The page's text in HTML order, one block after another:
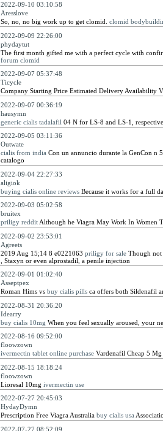
2022-09-10 03:10:58
Aresslove
So, no, no big work up to get clomid. clomid
2022-09-09 22:26:00
phydaytut
The first month gifted me with a perfect cycle with
forum clomid
2022-09-07 05:37:48
Ticycle
Company Starting Price Estimated Delivery Availability
2022-09-07 00:36:19
hausymn
generic cialis tadalafil 04 N for LS-8 and LS-1,
2022-09-05 03:11:36
Outwate
cialis from india Con un annuncio durante la GenCon n
catalogo
2022-09-04 22:27:33
aligiok
buying cialis online reviewsBecause it works for a full
2022-09-03 05:02:58
bruitex
priligy redditAlthough he Viagra May Work In Women
2022-09-02 23:53:01
Agreets
2019 Aug 15;14 8 e0221063 priligy for saleThough not
, Staxyn or even alprostadil, a penile injection
2022-09-01 01:02:40
Asseptpex
Roman Hims vs buy cialis pillsca offers both Sildenafil
2022-08-31 20:36:20
Idearry
buy cialis 10mg When you feel sexually aroused, your
2022-08-16 09:52:00
floowzown
ivermectin tablet online purchaseVardenafil Cheap 5 Mg
2022-08-15 18:18:24
floowzown
Lioresal 10mg ivermectin use
2022-07-27 20:45:03
HydayDymn
Prescription Free Viagra Australia buy cialis usa
2022-07-27 08:52:09